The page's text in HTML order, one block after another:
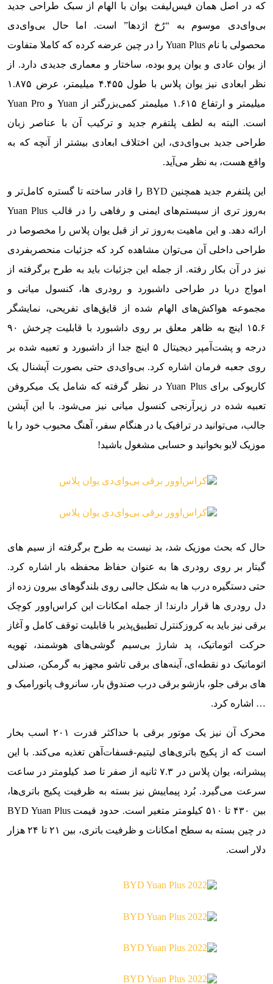
که در اصل همان فیس‌لیفت یوان با الهام از سبک طراحی جدید
بی‌وای‌دی موسوم به “رُخ اژدها” است. اما حال بی‌وای‌دی
محصولی با نام Yuan Plus را در چین عرضه کرده که کاملا متفاوت
از یوان عادی و یوان پرو بوده، ساختار و معماری جدیدی دارد. از
نظر ابعادی نیز یوان پلاس با طول ۴.۴۵۵ میلیمتر، عرض ۱.۸۷۵
میلیمتر و ارتفاع ۱.۶۱۵ میلیمتر کمی‌بزرگتر از Yuan و Yuan Pro
است. البته به لطف پلتفرم جدید و ترکیب آن با عناصر زبان
طراحی جدید بی‌وای‌دی، این اختلاف ابعادی بیشتر از آنچه که به
واقع هست، به نظر می‌آید.
این پلتفرم جدید همچنین BYD را قادر ساخته تا گستره کامل‌تر و
به‌روز تری از سیستم‌‌‌های ایمنی و رفاهی را در قالب Yuan Plus
ارائه دهد. و این ماهیت به‌روز تر از قبل یوان پلاس را مخصوصا در
طراحی داخلی آن می‌توان مشاهده کرد که جزئیات منحصربفردی
نیز در آن بکار رفته. از جمله این جزئیات باید به طرح برگرفته از
امواج دریا در طراحی داشبورد و رودری ها، کنسول میانی و
مجموعه هواکش‌های الهام شده از قایق‌های تفریحی، نمایشگر
۱۵.۶ اینچ به ظاهر معلق بر روی داشبورد با قابلیت چرخش ۹۰
درجه و پشت‌آمپر دیجیتال ۵ اینچ جدا از داشبورد و تعبیه شده بر
روی جعبه فرمان اشاره کرد. بی‌وای‌دی حتی بصورت آپشنال یک
کاریوکی برای Yuan Plus در نظر گرفته که شامل یک میکروفن
تعبیه شده در زیرآرنجی کنسول میانی نیز می‌شود. با این آپشن
جالب، می‌توانید در ترافیک یا در هنگام سفر، آهنگ محبوب خود را با
موزیک لایو بخوانید و حسابی مشغول باشید!
حال که بحث موزیک شد، بد نیست به طرح برگرفته از سیم های
گیتار بر روی رودری ها به عنوان حفاظ محفظه بار اشاره کرد.
حتی دستگیره درب ها به شکل جالبی روی بلندگوهای بیرون زده از
دل رودری ها قرار دارند! از جمله امکانات این کراس‌اوور کوچک
برقی نیز باید به کروزکنترل تطبیق‌پذیر با قابلیت توقف کامل و آغاز
حرکت اتوماتیک، پد شارژ بی‌سیم گوشی‌های هوشمند، تهویه
اتوماتیک دو نقطه‌ای، آینه‌های برقی تاشو مجهز به گرمکن، صندلی
های برقی جلو، بازشو برقی درب صندوق بار، سانروف پانورامیک و
… اشاره کرد.
محرک آن نیز یک موتور برقی با حداکثر قدرت ۲۰۱ اسب بخار
است که از پکیج باتری‌‌‌های لیتیم-فسفات‌آهن تغذیه می‌کند. با این
پیشرانه، یوان پلاس در ۷.۳ ثانیه از صفر تا صد کیلومتر در ساعت
سرعت می‌گیرد. بُرد پیماییش نیز بسته به ظرفیت پکیج باتری‌ها،
بین ۴۳۰ تا ۵۱۰ کیلومتر متغیر است. حدود قیمت BYD Yuan Plus
در چین بسته به سطح امکانات و ظرفیت باتری، بین ۲۱ تا ۲۴ هزار
دلار است.